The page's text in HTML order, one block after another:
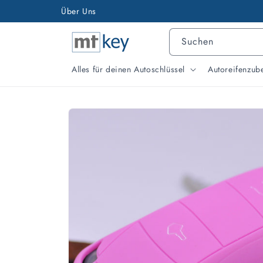
Inhalt
Über UnsVersand & Support aus Hessen
Alles für deinen Autoschlüssel
Suchen
Zu